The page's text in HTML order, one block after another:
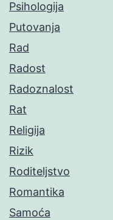
Psihologija
Putovanja
Rad
Radost
Radoznalost
Rat
Religija
Rizik
Roditeljstvo
Romantika
Samoća